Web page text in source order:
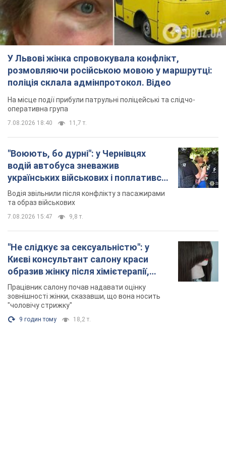
У Львові жінка спровокувала конфлікт,
розмовляючи російською мовою у маршрутці:
поліція склала адмінпротокол. Відео
На місце події прибули патрульні поліцейські та слідчо-
оперативна група
7.08.2026 18:40 11,7 т.
"Воюють, бо дурні": у Чернівцях
водій автобуса зневажив
українських військових і поплатився.
Відео
Водія звільнили після конфлікту з пасажирами
та образ військових
7.08.2026 15:47 9,8 т.
"Не слідкує за сексуальністю": у
Києві консультант салону краси
образив жінку після хімієтерапії,
розгорівся скандал. Фото
Працівник салону почав надавати оцінку
зовнішності жінки, сказавши, що вона носить
"чоловічу стрижку"
9 годин тому 18,2 т.